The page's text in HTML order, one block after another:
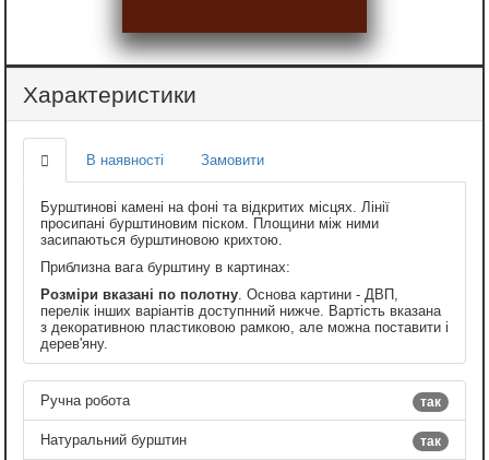
Характеристики
В наявності Замовити
Бурштинові камені на фоні та відкритих місцях. Лінії
просипані бурштиновим піском. Площини між ними
засипаються бурштиновою крихтою.
Приблизна вага бурштину в картинах:
Розміри вказані по полотну . Основа картини - ДВП,
перелік інших варіантів доступнний нижче. Вартість вказана
з декоративною пластиковою рамкою, але можна поставити і
дерев'яну.
так
Ручна робота
так
Натуральний бурштин